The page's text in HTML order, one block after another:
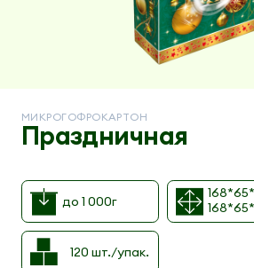
МИКРОГОФРОКАРТОН
Праздничная
до 1 000г
120 шт./упак.